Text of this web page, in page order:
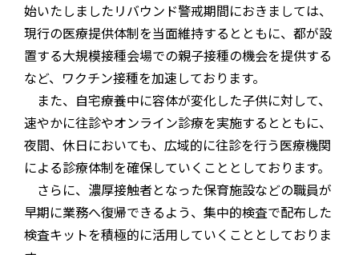
始いたしましたリバウンド警戒期間におきましては、
現行の医療提供体制を当面維持するとともに、都が設
置する大規模接種会場での親子接種の機会を提供する
など、ワクチン接種を加速しております。
また、自宅療養中に容体が変化した子供に対して、
速やかに往診やオンライン診療を実施するとともに、
夜間、休日においても、広域的に往診を行う医療機関
による診療体制を確保していくこととしております。
さらに、濃厚接触者となった保育施設などの職員が
早期に業務へ復帰できるよう、集中的検査で配布した
検査キットを積極的に活用していくこととしておりま